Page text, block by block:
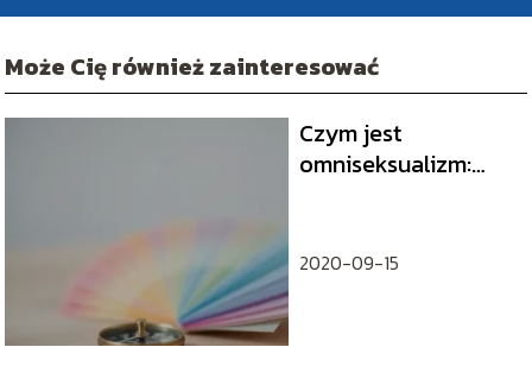
Może Cię również zainteresować
Czym jest
omniseksualizm:
różnice
2020-09-15